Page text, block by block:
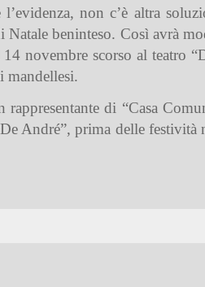
non c’è altra
beninteso. Così avrà
novembre scorso al teatro
mandellesi.
di “Casa
André”, prima delle